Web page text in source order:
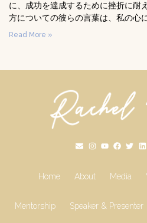
に、成功を達成するために挫折に耐
方についての彼らの言葉は、私の心
Read More »
Home About Media
Mentorship Speaker & Presenter